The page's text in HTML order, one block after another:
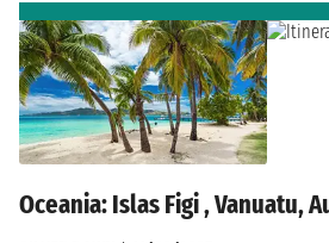
Oceania: Islas Figi , Vanuatu,